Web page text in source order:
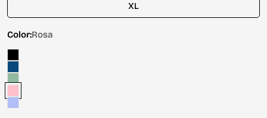
XL
Color:Rosa